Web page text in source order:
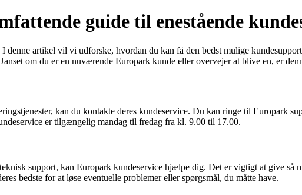
guide til enestående
denne artikel vil vi udforske, hvordan du kan få den bedst mulige
om du er en nuværende Europark kunde eller overvejer at blive en, er
kan du kontakte deres kundeservice. Du kan ringe til Europark
er tilgængelig mandag til fredag ​​fra kl. 9.00 til 17.00.
support, kan Europark kundeservice hjælpe dig. Det er vigtigt at give så
bedste for at løse eventuelle problemer eller spørgsmål, du måtte have.